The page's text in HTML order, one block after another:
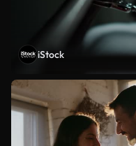
iStock